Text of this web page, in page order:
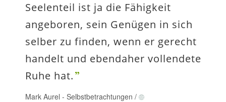
Seelenteil ist ja die Fähigkeit
angeboren, sein Genügen in sich
selber zu finden, wenn er gerecht
handelt und ebendaher vollendete
Ruhe hat.
Mark Aurel - Selbstbetrachtungen /